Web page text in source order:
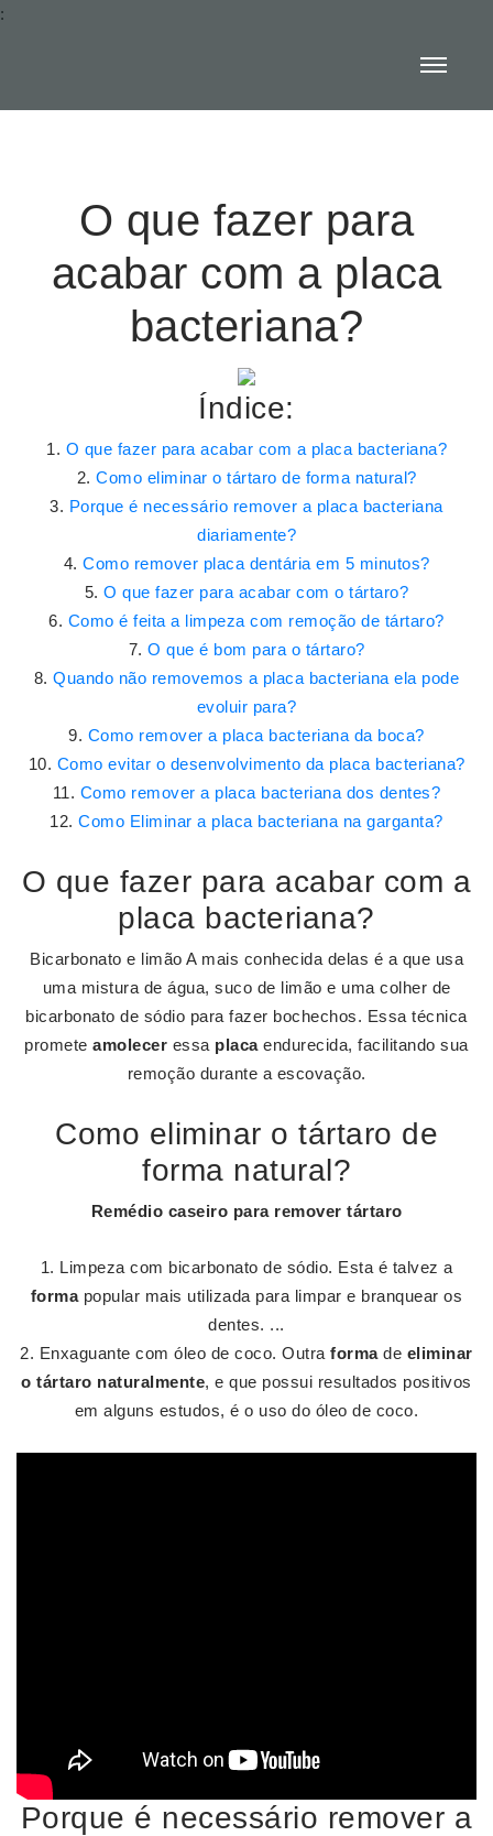
:
O que fazer para
acabar com a placa
bacteriana?
Índice:
O que fazer para acabar com a placa bacteriana?
Como eliminar o tártaro de forma natural?
Porque é necessário remover a placa bacteriana
diariamente?
Como remover placa dentária em 5 minutos?
O que fazer para acabar com o tártaro?
Como é feita a limpeza com remoção de tártaro?
O que é bom para o tártaro?
Quando não removemos a placa bacteriana ela pode
evoluir para?
Como remover a placa bacteriana da boca?
Como evitar o desenvolvimento da placa bacteriana?
Como remover a placa bacteriana dos dentes?
Como Eliminar a placa bacteriana na garganta?
O que fazer para acabar com a
placa bacteriana?
Bicarbonato e limão A mais conhecida delas é a que usa
uma mistura de água, suco de limão e uma colher de
bicarbonato de sódio para fazer bochechos. Essa técnica
prometeamolecer essa placaendurecida, facilitando sua
remoção durante a escovação.
Como eliminar o tártaro de
forma natural?
Remédio caseiro para remover tártaro
Limpeza com bicarbonato de sódio. Esta é talvez a
formapopular mais utilizada para limpar e branquear os
dentes. ...
Enxaguante com óleo de coco. Outraformade eliminar
o tártaro naturalmente, e que possui resultados positivos
em alguns estudos, é o uso do óleo de coco.
Porque é necessário remover a